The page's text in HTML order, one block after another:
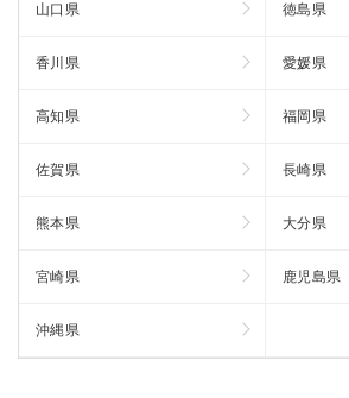
山口県 徳島県
香川県 愛媛県
高知県 福岡県
佐賀県 長崎県
熊本県 大分県
宮崎県 鹿児島県
沖縄県